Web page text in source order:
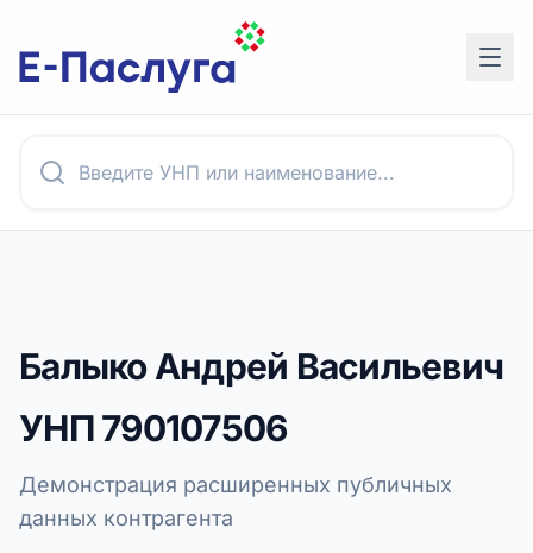
Балыко Андрей Васильевич
УНП790107506
Демонстрация расширенных публичных
данных контрагента